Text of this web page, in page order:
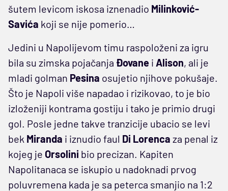
šutem levicom iskosa iznenadio Milinković-
Savića koji se nije pomerio…
Jedini u Napolijevom timu raspoloženi za igru
bila su zimska pojačanja Đovane i Alison, ali je
mladi golman Pesina osujetio njihove pokušaje.
Što je Napoli više napadao i rizikovao, to je bio
izloženiji kontrama gostiju i tako je primio drugi
gol. Posle jedne takve tranzicije ubacio se levi
bek Miranda i iznudio faul Di Lorenca za penal iz
kojeg je Orsolini bio precizan. Kapiten
Napolitanaca se iskupio u nadoknadi prvog
poluvremena kada je sa peterca smanjio na 1:2